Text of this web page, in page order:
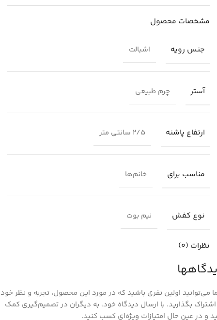
مشخصات محصول
جنس رویه اشبالت
آستر چرم طبیعی
ارتفاع پاشنه 2/5 سانتی متر
مناسب برای خانم‌ها
نوع کفش نیم بوت
نظرات (0)
می‌توانید اولین نفری باشید که در مورد این محصول، تجربه و نظر خود
بگذارید. با ارسال دیدگاه خود، به دیگران در تصمیم‌گیری کمک
و در عین حال امتیازات ویژه‌ای کسب کنید.